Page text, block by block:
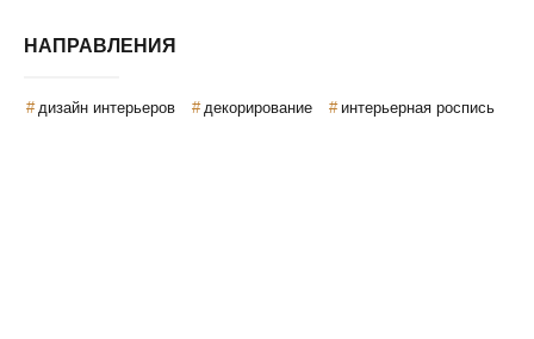
НАПРАВЛЕНИЯ
дизайн интерьеров декорирование интерьерная роспись